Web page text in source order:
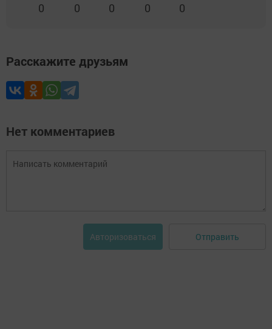
0 0 0 0 0
Расскажите друзьям
Нет комментариев
Авторизоваться Отправить